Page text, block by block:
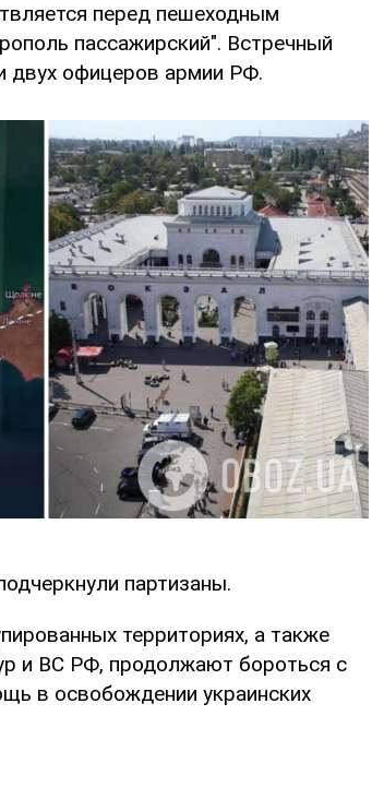
перед пешеходным
пассажирский". Встречный
двух офицеров армии РФ.
партизаны.
территориях, а также
и ВС РФ, продолжают бороться с
в освобождении украинских